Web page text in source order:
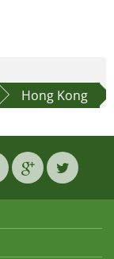
Hong Kong